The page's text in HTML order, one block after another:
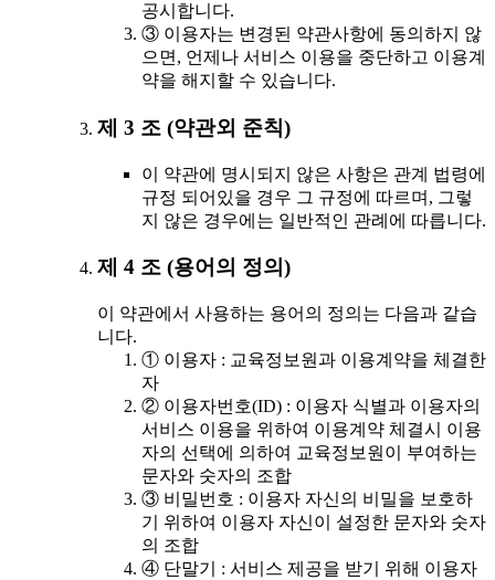
공시합니다.
③ 이용자는 변경된 약관사항에 동의하지 않
으면, 언제나 서비스 이용을 중단하고 이용계
약을 해지할 수 있습니다.
제 3 조 (약관외 준칙)
이 약관에 명시되지 않은 사항은 관계 법령에
규정 되어있을 경우 그 규정에 따르며, 그렇
지 않은 경우에는 일반적인 관례에 따릅니다.
제 4 조 (용어의 정의)
이 약관에서 사용하는 용어의 정의는 다음과 같습
니다.
① 이용자 : 교육정보원과 이용계약을 체결한
자
② 이용자번호(ID) : 이용자 식별과 이용자의
서비스 이용을 위하여 이용계약 체결시 이용
자의 선택에 의하여 교육정보원이 부여하는
문자와 숫자의 조합
③ 비밀번호 : 이용자 자신의 비밀을 보호하
기 위하여 이용자 자신이 설정한 문자와 숫자
의 조합
④ 단말기 : 서비스 제공을 받기 위해 이용자